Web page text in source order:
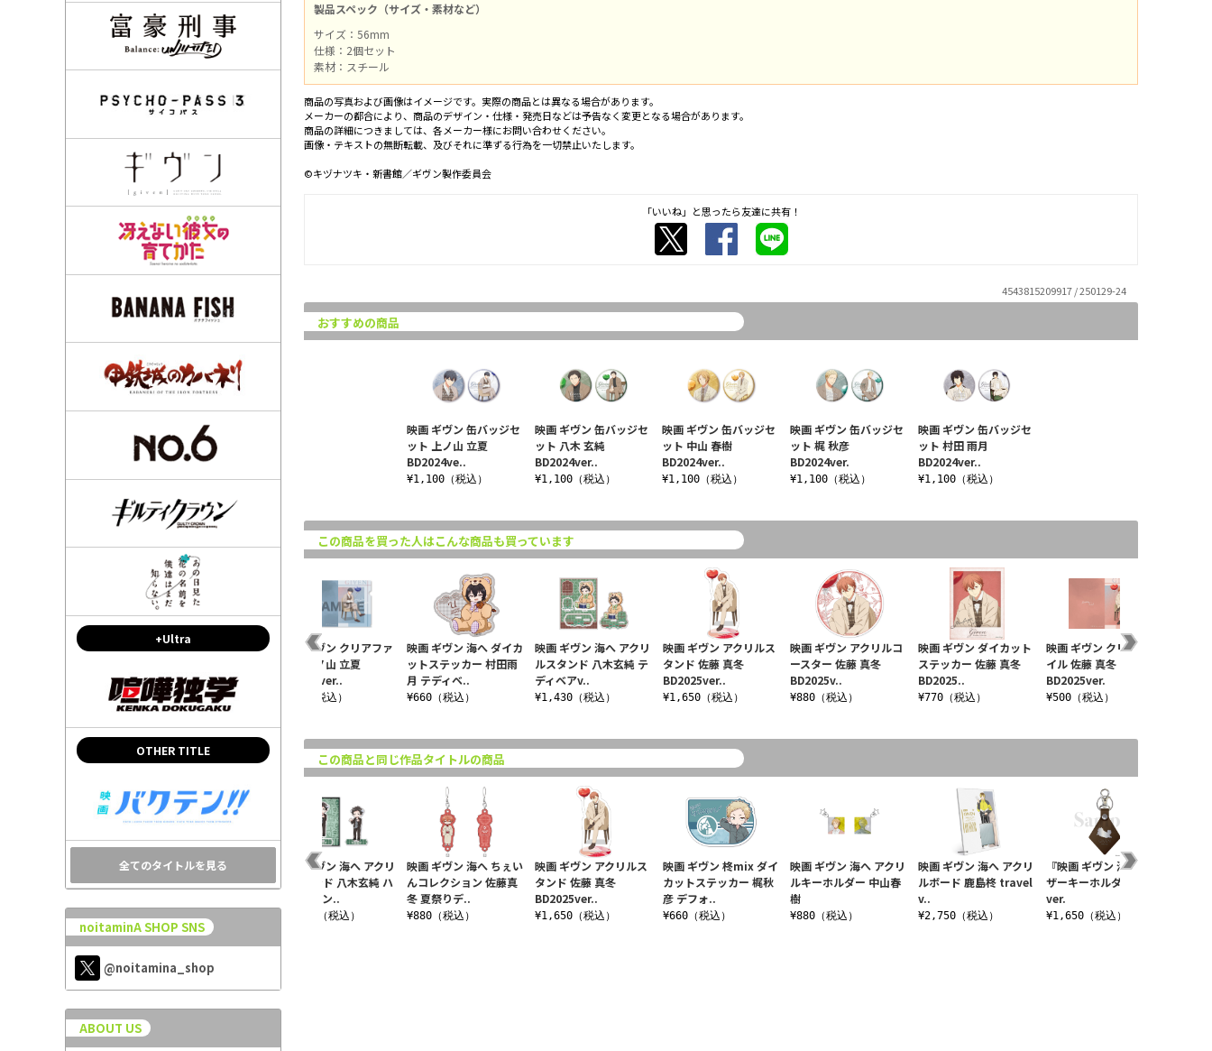
+Ultra
OTHER TITLE
全てのタイトルを見る
noitaminA SHOP SNS
@noitamina_shop
ABOUT US
製品スペック（サイズ・素材など）
サイズ：56mm
仕様：2個セット
素材：スチール
商品の写真および画像はイメージです。実際の商品とは異なる場合があります。
メーカーの都合により、商品のデザイン・仕様・発売日などは予告なく変更となる場合があります。
商品の詳細につきましては、各メーカー様にお問い合わせください。
画像・テキストの無断転載、及びそれに準ずる行為を一切禁止いたします。
©キヅナツキ・新書館／ギヴン製作委員会
「いいね」と思ったら友達に共有！
4543815209917 / 250129-24
おすすめの商品
映画 ギヴン 缶バッジセ
ット 中山 春樹
BD2024ver..
¥1,100（税込）
映画 ギヴン 缶バッジセ
ット 梶 秋彦
BD2024ver.
¥1,100（税込）
映画 ギヴン 缶バッジセ
ット 村田 雨月
BD2024ver..
¥1,100（税込）
映画 ギヴン 缶バッジセ
ット 上ノ山 立夏
BD2024ve..
¥1,100（税込）
映画 ギヴン 缶バッジセ
ット 八木 玄純
BD2024ver..
¥1,100（税込）
この商品を買った人はこんな商品も買っています
映画 ギヴン アクリルス
タンド 佐藤 真冬
BD2025ver..
¥1,650（税込）
映画 ギヴン アクリルコ
ースター 佐藤 真冬
BD2025v..
¥880（税込）
映画 ギヴン ダイカット
ステッカー 佐藤 真冬
BD2025..
¥770（税込）
映画 ギヴン クリアファ
イル 佐藤 真冬
BD2025ver.
¥500（税込）
映画 ギヴン 海へ アクリ
映画 ギヴン 海へ ダイカ
立夏 テディ..
¥660（税込）
映画 ギヴン クリアファ
イル 上ノ山 立夏
BD2024ver..
¥500（税込）
映画 ギヴン 海へ ダイカ
ットステッカー 村田雨
月 テディベ..
¥660（税込）
映画 ギヴン 海へ アクリ
ルスタンド 八木玄純 テ
ディベアv..
¥1,430（税込）
この商品と同じ作品タイトルの商品
映画 ギヴン 柊mix ダイ
カットステッカー 梶秋
彦 デフォ..
¥660（税込）
映画 ギヴン 海へ アクリ
ルキーホルダー 中山春
樹
¥880（税込）
映画 ギヴン 海へ アクリ
ルボード 鹿島柊 travel
v..
¥2,750（税込）
『映画 ギヴン 海へ』レ
ザーキーホルダー 毛玉
ver.
¥1,650（税込）
映画 ギヴン 海へ アクリ
ルコースター 中山春樹
¥880（税込）
映画 ギヴン 海へ アクリ
ルコースター 八木玄純
¥880（税込）
映画 ギヴン 海へ アクリ
ルスタンド 八木玄純 ハ
ロウィーン..
¥1,430（税込）
映画 ギヴン 海へ ちぇい
んコレクション 佐藤真
冬 夏祭りデ..
¥880（税込）
映画 ギヴン アクリルス
タンド 佐藤 真冬
BD2025ver..
¥1,650（税込）